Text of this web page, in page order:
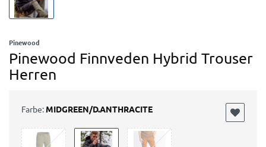
Pinewood
Pinewood Finnveden Hybrid Trouser
Herren
Farbe: MIDGREEN/D.ANTHRACITE